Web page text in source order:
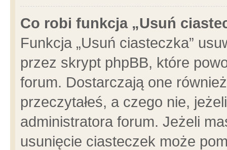
Co robi funkcja „Usuń
Funkcja „Usuń ciasteczka”
przez skrypt phpBB, które
forum. Dostarczają one
przeczytałeś, a czego nie,
administratora forum. Jeżeli
usunięcie ciasteczek może